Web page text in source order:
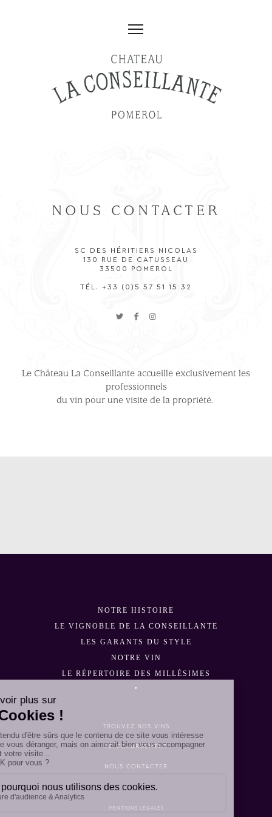
NOUS CONTACTER
SC DES HÉRITIERS NICOLAS
130 RUE DE CATUSSEAU
33500 POMEROL
TÉL. +33 (0)5 57 51 15 32
Le Château La Conseillante accueille exclusivement les
professionnels
du vin pour une visite de la propriété.
NOTRE HISTOIRE
LE VIGNOBLE DE LA CONSEILLANTE
LES GARANTS DU STYLE
NOTRE VIN
LE RÉPERTOIRE DES MILLÉSIMES
•
TROUVEZ NOS VINS
TÉLÉCHARGEMENT
NOUS CONTACTER
MENTIONS LÉGALES